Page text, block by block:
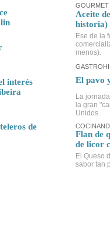
interés
de
Aceite
historia)
Ese de la
menos).
El pavo
La
la gran
Unidos.
Flan de
de licor
El Queso
sabor tan